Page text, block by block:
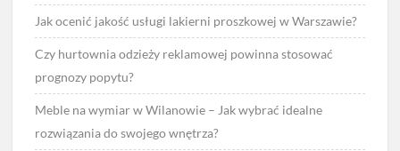
Jak ocenić jakość usługi lakierni proszkowej w Warszawie?
Czy hurtownia odzieży reklamowej powinna stosować
prognozy popytu?
Meble na wymiar w Wilanowie – Jak wybrać idealne
rozwiązania do swojego wnętrza?